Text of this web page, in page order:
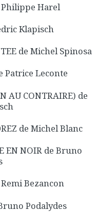
Philippe Harel
Klapisch
de Michel Spinosa
Patrice Leconte
AU CONTRAIRE) de
de Michel Blanc
EN NOIR de Bruno
Remi Bezancon
Podalydes